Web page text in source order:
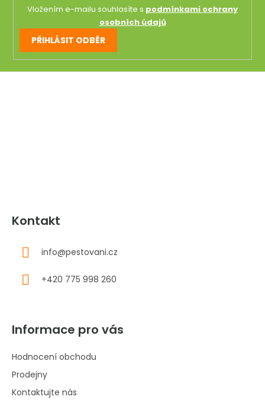
Vložením e-mailu souhlasíte s podmínkami ochrany
osobních údajů
PŘIHLÁSIT ODBĚR
Kontakt
info@pestovani.cz
+420 775 998 260
Informace pro vás
Hodnocení obchodu
Prodejny
Kontaktujte nás